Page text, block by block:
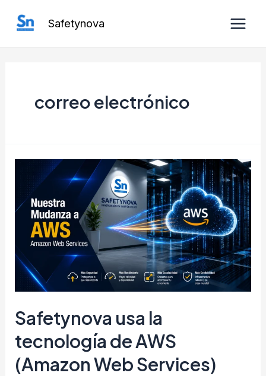
Safetynova
correo electrónico
Safetynova usa la
tecnología de AWS
(Amazon Web Services)